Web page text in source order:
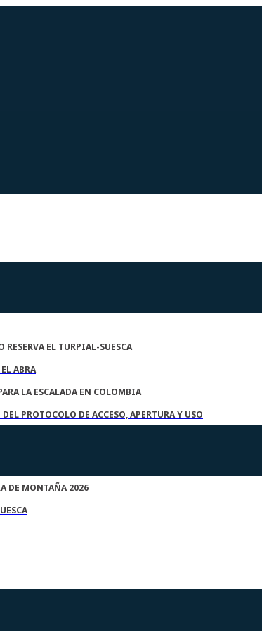
EL TURPIAL-SUESCA
ABRA
LA ESCALADA EN COLOMBIA
PROTOCOLO DE ACCESO, APERTURA Y USO
DE MONTAÑA 2026